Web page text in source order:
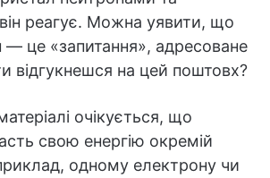
реагує. Можна уявити, що
це «запитання», адресоване
відгукнешся на цей поштовх?
очікується, що
свою енергію окремій
одному електрону чи